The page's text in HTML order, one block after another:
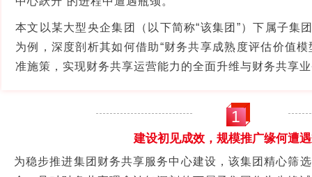
本文以某大型央企集团（以下简称“该集团”）下属子集
为例，深度剖析其如何借助“财务共享成熟度评估价值
准施策，实现财务共享运营能力的全面升维与财务共享
1
建设初见成效，规模推广缘何遭
为稳步推进集团财务共享服务中心建设，该集团精心筛